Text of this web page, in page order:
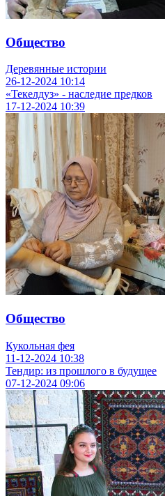
Общество
Деревянные истории
26-12-2024 10:14
«Текелдуз» - наследие предков
17-12-2024 10:39
Общество
Кукольная фея
11-12-2024 10:38
Тендир: из прошлого в будущее
07-12-2024 09:06